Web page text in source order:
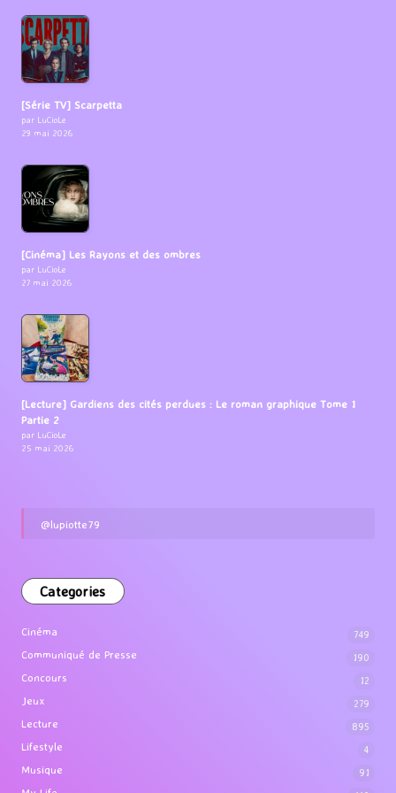
[Série TV] Scarpetta
par LuCioLe
29 mai 2026
[Cinéma] Les Rayons et des ombres
par LuCioLe
27 mai 2026
[Lecture] Gardiens des cités perdues : Le roman graphique Tome 1
Partie 2
par LuCioLe
25 mai 2026
@lupiotte79
Categories
Cinéma 749
Communiqué de Presse 190
Concours 12
Jeux 279
Lecture 895
Lifestyle 4
Musique 91